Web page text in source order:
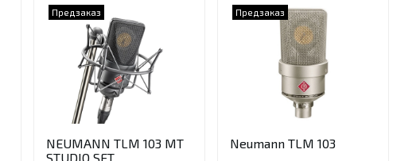
Предзаказ
NEUMANN TLM 103 MT
STUDIO SET
Предзаказ
Neumann TLM 103